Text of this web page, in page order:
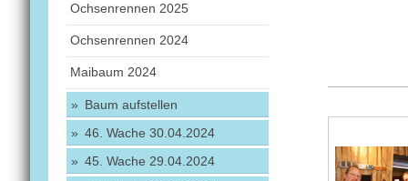
Ochsenrennen 2025
Ochsenrennen 2024
Maibaum 2024
Baum aufstellen
46. Wache 30.04.2024
45. Wache 29.04.2024